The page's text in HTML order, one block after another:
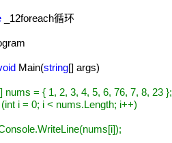
_12foreach循环
Main(string[] args)
nums = { 1, 2, 3, 4, 5, 6, 76, 7, 8, 23 };
i = 0; i < nums.Length; i++)